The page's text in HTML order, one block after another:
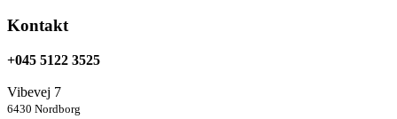
Kontakt
+045 5122 3525
Vibevej 7
6430 Nordborg